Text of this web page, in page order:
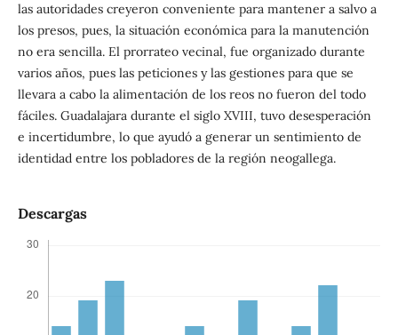
las autoridades creyeron conveniente para mantener a salvo a
los presos, pues, la situación económica para la manutención
no era sencilla. El prorrateo vecinal, fue organizado durante
varios años, pues las peticiones y las gestiones para que se
llevara a cabo la alimentación de los reos no fueron del todo
fáciles. Guadalajara durante el siglo XVIII, tuvo desesperación
e incertidumbre, lo que ayudó a generar un sentimiento de
identidad entre los pobladores de la región neogallega.
Descargas